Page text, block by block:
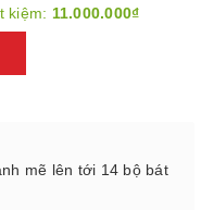
kiệm: 11.000.000₫
mẽ lên tới 14 bộ bát